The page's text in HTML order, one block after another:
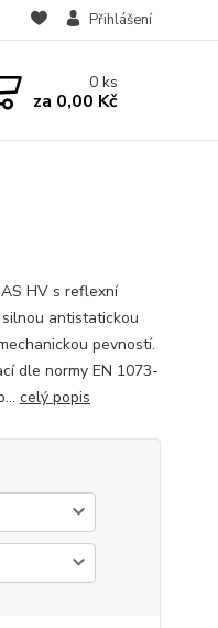
Přihlášení
0ks
za 0,00 Kč
HV s reflexní
antistatickou
pevností.
dle normy EN 1073-
celý popis